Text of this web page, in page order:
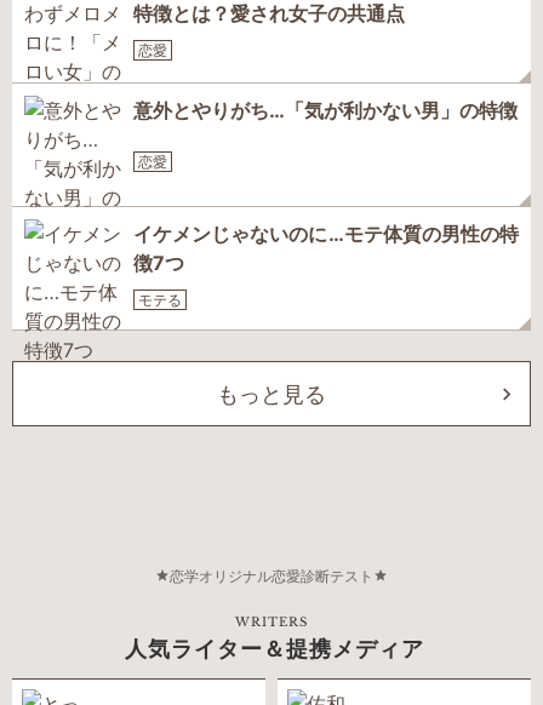
特徴とは？愛され女子の共通点
恋愛
意外とやりがち…「気が利かない男」の特徴
恋愛
イケメンじゃないのに…モテ体質の男性の特
徴7つ
モテる
もっと見る
恋学オリジナル恋愛診断テスト
WRITERS
人気ライター＆提携メディア